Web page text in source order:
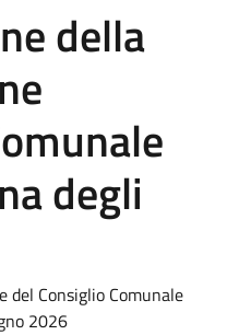
della
degli
del Consiglio Comunale
2026